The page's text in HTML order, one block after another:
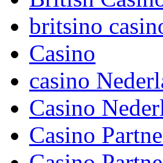
britsino
Casino
casino
Casino
Casino